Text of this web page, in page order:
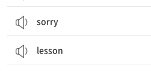
sorry
lesson